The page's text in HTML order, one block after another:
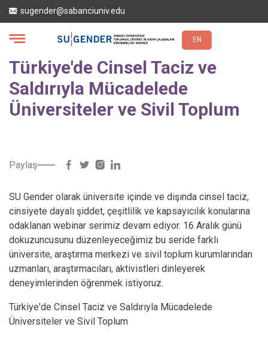
Ana
içeriğe
atla
sugender@sabanciuniv.edu
EN
Türkiye'de Cinsel Taciz ve
Saldırıyla Mücadelede
Üniversiteler ve Sivil Toplum
Paylaş
SU Gender olarak üniversite içinde ve dışında cinsel taciz,
cinsiyete dayalı şiddet, çeşitlilik ve kapsayıcılık konularına
odaklanan webinar serimiz devam ediyor. 16 Aralık günü
dokuzuncusunu düzenleyeceğimiz bu seride farklı
üniversite, araştırma merkezi ve sivil toplum kurumlarından
uzmanları, araştırmacıları, aktivistleri dinleyerek
deneyimlerinden öğrenmek istiyoruz.
Türkiye'de Cinsel Taciz ve Saldırıyla Mücadelede
Üniversiteler ve Sivil Toplum